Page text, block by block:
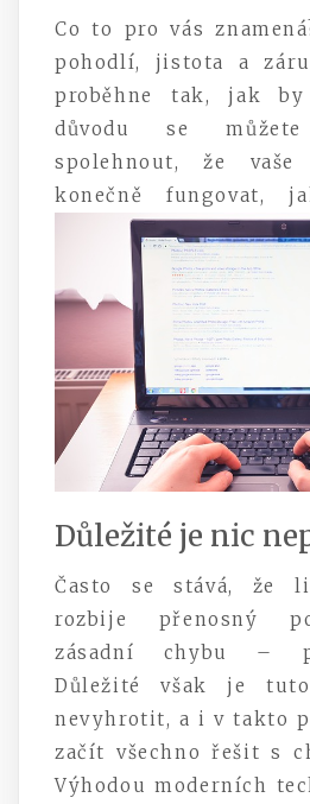
Co to pro vás
pohodlí, jistota a
proběhne tak, jak
důvodu se můžete
spolehnout, že vaše
konečně fungovat,
Důležité je nic
Často se stává, že
rozbije přenosný
zásadní chybu –
Důležité však je
nevyhrotit, a i v takto
začít všechno řešit s
Výhodou moderních